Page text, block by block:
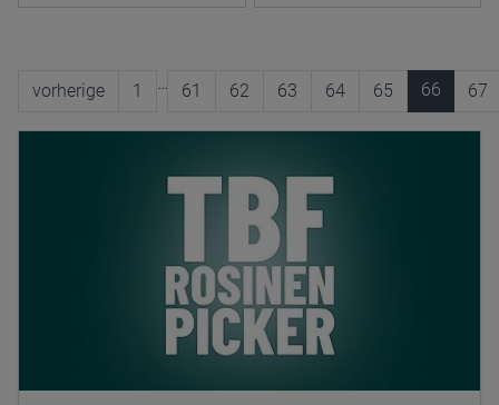
vorherige 1 61 62 63 64 65 66 67